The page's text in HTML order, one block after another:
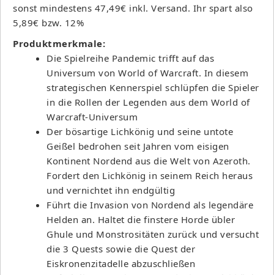
sonst mindestens 47,49€ inkl. Versand. Ihr spart also
5,89€ bzw. 12%
Produktmerkmale:
Die Spielreihe Pandemic trifft auf das
Universum von World of Warcraft. In diesem
strategischen Kennerspiel schlüpfen die Spieler
in die Rollen der Legenden aus dem World of
Warcraft-Universum
Der bösartige Lichkönig und seine untote
Geißel bedrohen seit Jahren vom eisigen
Kontinent Nordend aus die Welt von Azeroth.
Fordert den Lichkönig in seinem Reich heraus
und vernichtet ihn endgültig
Führt die Invasion von Nordend als legendäre
Helden an. Haltet die finstere Horde übler
Ghule und Monstrositäten zurück und versucht
die 3 Quests sowie die Quest der
Eiskronenzitadelle abzuschließen